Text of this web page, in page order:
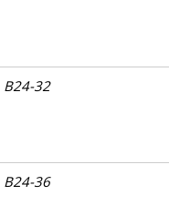
B24-32
B24-36